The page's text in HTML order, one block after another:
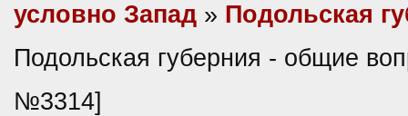
условно Запад » Подольская
Подольская губерния - общие
№3314]